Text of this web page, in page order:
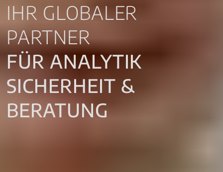
IHR GLOBALER
PARTNER
FÜR ANALYTIK
SICHERHEIT &
BERATUNG